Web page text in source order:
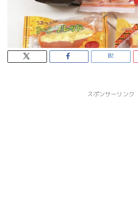
スポンサーリンク